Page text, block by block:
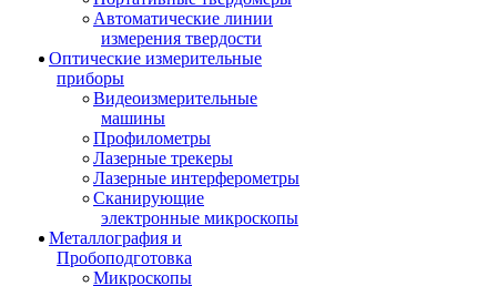
Автоматические линии
измерения твердости
Оптические измерительные
приборы
Видеоизмерительные
машины
Профилометры
Лазерные трекеры
Лазерные интерферометры
Сканирующие
электронные микроскопы
Металлография и
Пробоподготовка
Микроскопы